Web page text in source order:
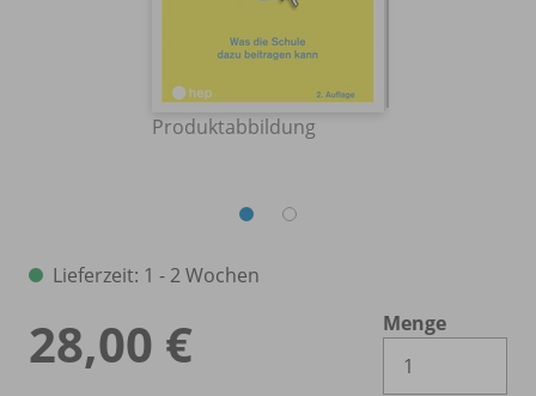
Produktabbildung
Lieferzeit: 1 - 2 Wochen
28,00 €
Menge